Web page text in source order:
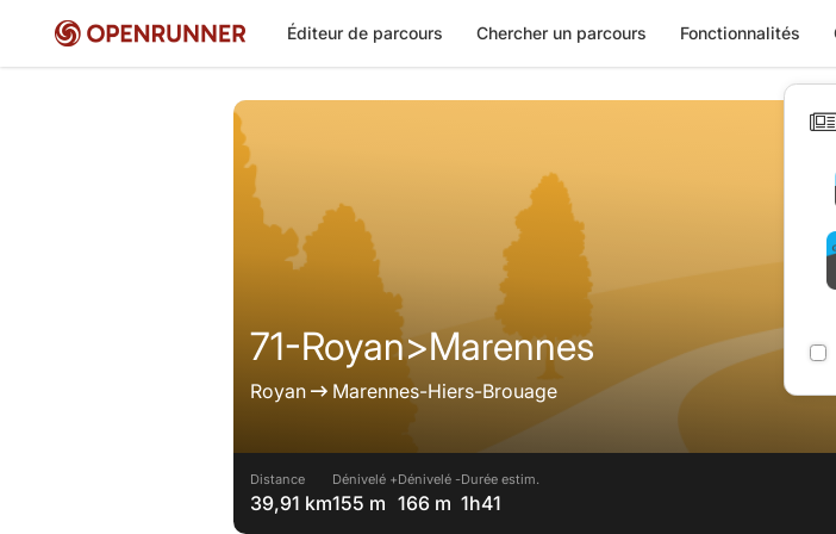
Éditeur de parcours Chercher un parcours Fonctionnalités
71-Royan>Marennes
Royan Marennes-Hiers-Brouage
Distance
39,91 km
Dénivelé +
155 m
Dénivelé -
166 m
Durée estim.
1h41